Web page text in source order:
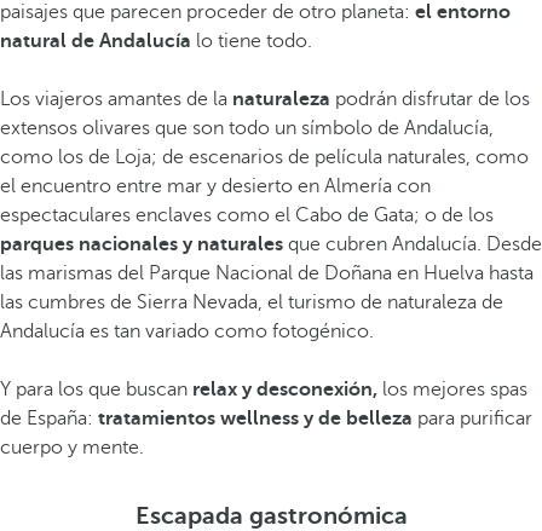
paisajes que parecen proceder de otro planeta: el entorno
natural de Andalucía lo tiene todo.
Los viajeros amantes de la naturaleza podrán disfrutar de los
extensos olivares que son todo un símbolo de Andalucía,
como los de Loja; de escenarios de película naturales, como
el encuentro entre mar y desierto en Almería con
espectaculares enclaves como el Cabo de Gata; o de los
parques nacionales y naturales que cubren Andalucía. Desde
las marismas del Parque Nacional de Doñana en Huelva hasta
las cumbres de Sierra Nevada, el turismo de naturaleza de
Andalucía es tan variado como fotogénico.
Y para los que buscan relax y desconexión, los mejores spas
de España: tratamientos wellness y de belleza para purificar
cuerpo y mente.
Escapada gastronómica